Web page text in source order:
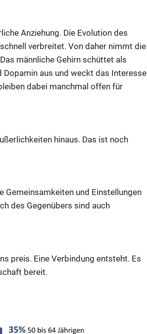
Anziehung. Die Evolution des
verbreitet. Von daher nimmt die
männliche Gehirn schüttet als
Dopamin aus und weckt das Interesse
dabei manchmal offen für
hinaus. Das ist noch
Gemeinsamkeiten und Einstellungen
des Gegenübers sind auch
preis. Eine Verbindung entsteht. Es
bereit.